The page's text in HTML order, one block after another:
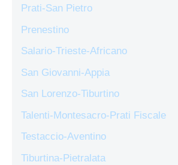
Prati-San Pietro
Prenestino
Salario-Trieste-Africano
San Giovanni-Appia
San Lorenzo-Tiburtino
Talenti-Montesacro-Prati Fiscale
Testaccio-Aventino
Tiburtina-Pietralata